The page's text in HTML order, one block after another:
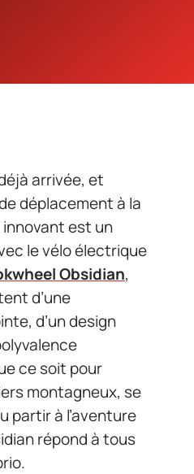
arrivée, et
déplacement à la
est un
le vélo électrique
Obsidian,
d’une
d’un design
ce soit pour
montagneux, se
partir à l’aventure
répond à tous